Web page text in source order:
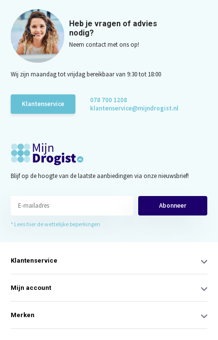
Heb je vragen of advies
nodig?
Neem contact met ons op!
Wij zijn maandag tot vrijdag bereikbaar van 9:30 tot 18:00
Klantenservice
078 700 1208
klantenservice@mijndrogist.nl
Blijf op de hoogte van de laatste aanbiedingen via onze nieuwsbrief!
Abonneer
* Lees hier de wettelijke beperkingen
Klantenservice
Mijn account
Merken